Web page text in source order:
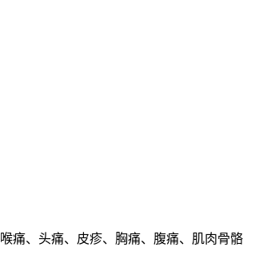
痛、头痛、皮疹、胸痛、腹痛、肌肉骨骼